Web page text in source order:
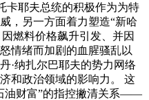
卡耶夫总统的积极作为为特
，另一方面着力塑造“新哈
燃料价格飙升引发、并因
情绪而加剧的血腥骚乱以
·纳扎尔巴耶夫的势力网络
和政治领域的影响力。 这
油财富”的指控撇清关系——